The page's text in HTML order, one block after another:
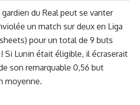
du Real peut se vanter
un match sur deux en Liga
pour un total de 9 buts
Si Lunin était éligible, il écraserait
son remarquable 0,56 but
moyenne.